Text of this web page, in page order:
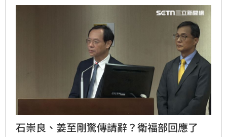
石崇良、姜至剛驚傳請辭？衛福部回應了